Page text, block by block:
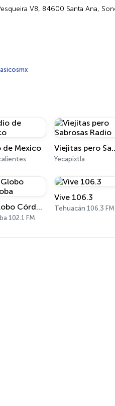
V8, 84600 Santa Ana,
de Mexico Viejitas
Yecapixtla
FM Globo Córdoba
102.1 FM
Vive 106.3
Tehuacán 106.3 FM